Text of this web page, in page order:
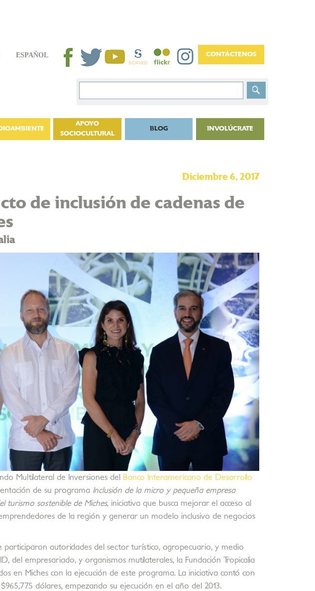
ESPAÑOL
APOYO
SOCIOCULTURAL
BLOG INVOLÚCRATE
Diciembre 6, 2017
de inclusión de cadenas de
Multilateral de Inversiones del
Banco Interamericano de Desarrollo
de su programa Inclusión de la micro y pequeña empresa
turismo sostenible de Miches, iniciativa que busca mejorar el acceso al
de la región y generar un modelo inclusivo de negocios
participaron autoridades del sector turístico, agropecuario, y medio
del empresariado, y organismos mutilaterales, la Fundación Tropicalia
en Miches con la ejecución de este programa. La iniciativa contó con
dólares, empezando su ejecución en el año del 2013.